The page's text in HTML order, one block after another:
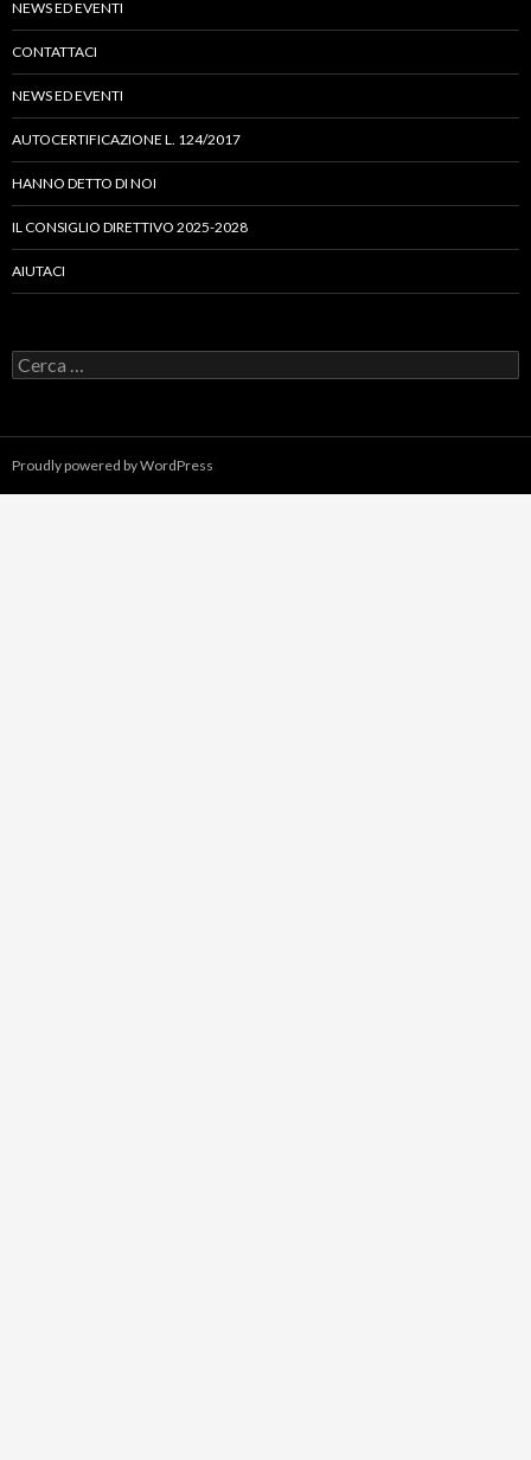
NEWS ED EVENTI
CONTATTACI
NEWS ED EVENTI
AUTOCERTIFICAZIONE L. 124/2017
HANNO DETTO DI NOI
IL CONSIGLIO DIRETTIVO 2025-2028
AIUTACI
Ricerca
per:
Proudly powered by WordPress